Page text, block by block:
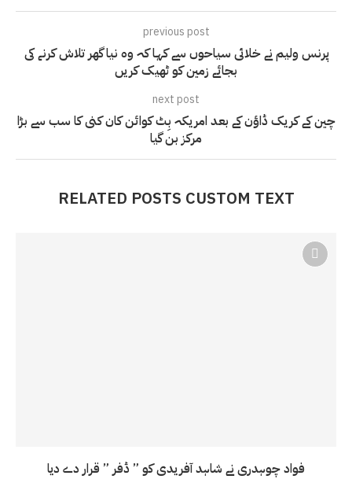
previous post
پرنس ولیم نے خلائی سیاحوں سے کہا کہ وہ نیا گھر تلاش کرنے کی
بجائے زمین کو ٹھیک کریں
next post
چین کے کریک ڈاؤن کے بعد امریکہ بِٹ کوائن کان کنی کا سب سے بڑا
مرکز بن گیا
RELATED POSTS CUSTOM TEXT
فواد چوہدری نے شاہد آفریدی کو ” ڈفر ” قرار دے دیا